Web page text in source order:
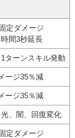
定ダメージ
間3秒延長
ターンスキル発動
ージ35％減
ージ35％減
、闇、回復変化
定ダメージ